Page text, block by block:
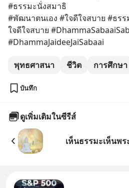
#ธรรมะนั่งสมาธิ
#พัฒนาตนเอง #ใจดีใจสบาย #ธร
ใจดีใจสบาย
#DhammaJaideeJaiSabaai
พุทธศาสนา ชีวิต การศึกษา
บันทึก
ดูเพิ่มเติมในซีรีส์
เห็นธรรมะเห็นพร